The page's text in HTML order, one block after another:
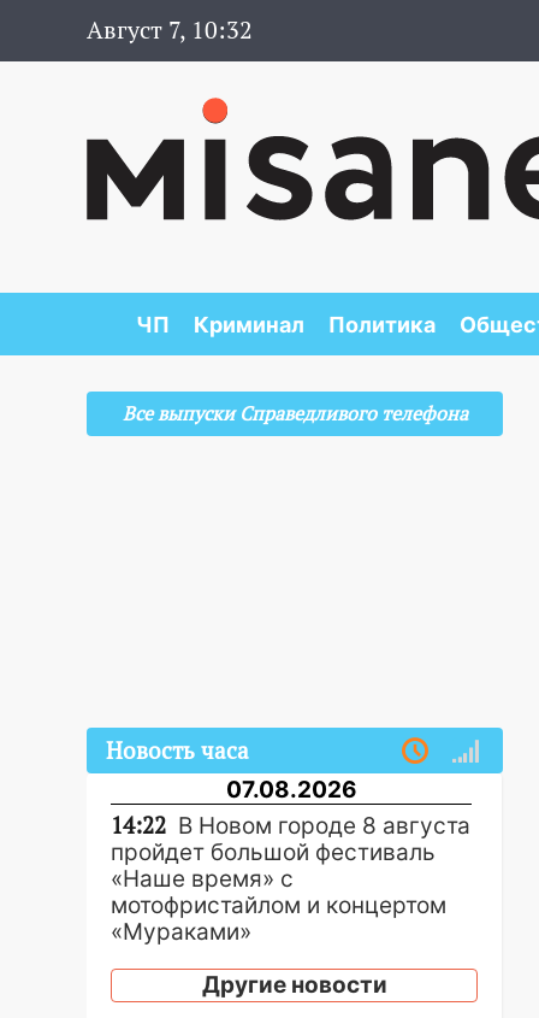
Август 7, 10:32
ЧП Криминал Политика
Все выпуски Справедливого телефона
Новость часа
07.08.2026
14:22 В Новом городе 8 августа
пройдет большой фестиваль
«Наше время» с
мотофристайлом и концертом
«Мураками»
14:04 Жару смоет ливнями:
прогноз погоды в Ульяновской
Другие новости